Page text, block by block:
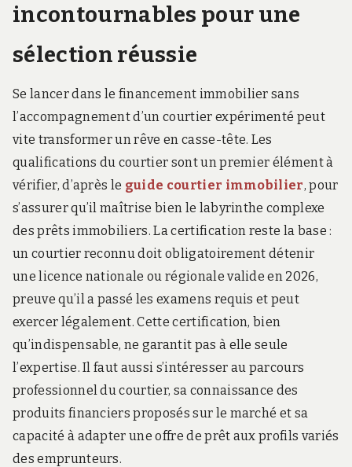
incontournables pour une
sélection réussie
Se lancer dans le financement immobilier sans
l’accompagnement d’un courtier expérimenté peut
vite transformer un rêve en casse-tête. Les
qualifications du courtier sont un premier élément à
vérifier, d’après le guide courtier immobilier, pour
s’assurer qu’il maîtrise bien le labyrinthe complexe
des prêts immobiliers. La certification reste la base :
un courtier reconnu doit obligatoirement détenir
une licence nationale ou régionale valide en 2026,
preuve qu’il a passé les examens requis et peut
exercer légalement. Cette certification, bien
qu’indispensable, ne garantit pas à elle seule
l’expertise. Il faut aussi s’intéresser au parcours
professionnel du courtier, sa connaissance des
produits financiers proposés sur le marché et sa
capacité à adapter une offre de prêt aux profils variés
des emprunteurs.